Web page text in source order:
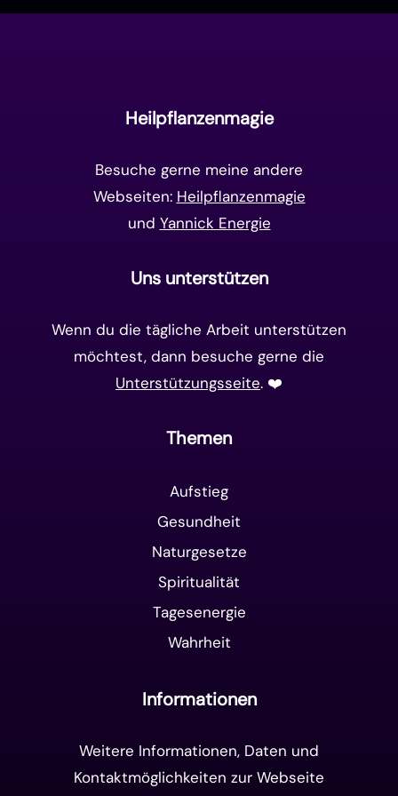
Heilpflanzenmagie
Besuche gerne meine andere
Webseiten: Heilpflanzenmagie
und Yannick Energie
Uns unterstützen
Wenn du die tägliche Arbeit unterstützen
möchtest, dann besuche gerne die
Unterstützungsseite. ❤️️
Themen
Aufstieg
Gesundheit
Naturgesetze
Spiritualität
Tagesenergie
Wahrheit
Informationen
Weitere Informationen, Daten und
Kontaktmöglichkeiten zur Webseite